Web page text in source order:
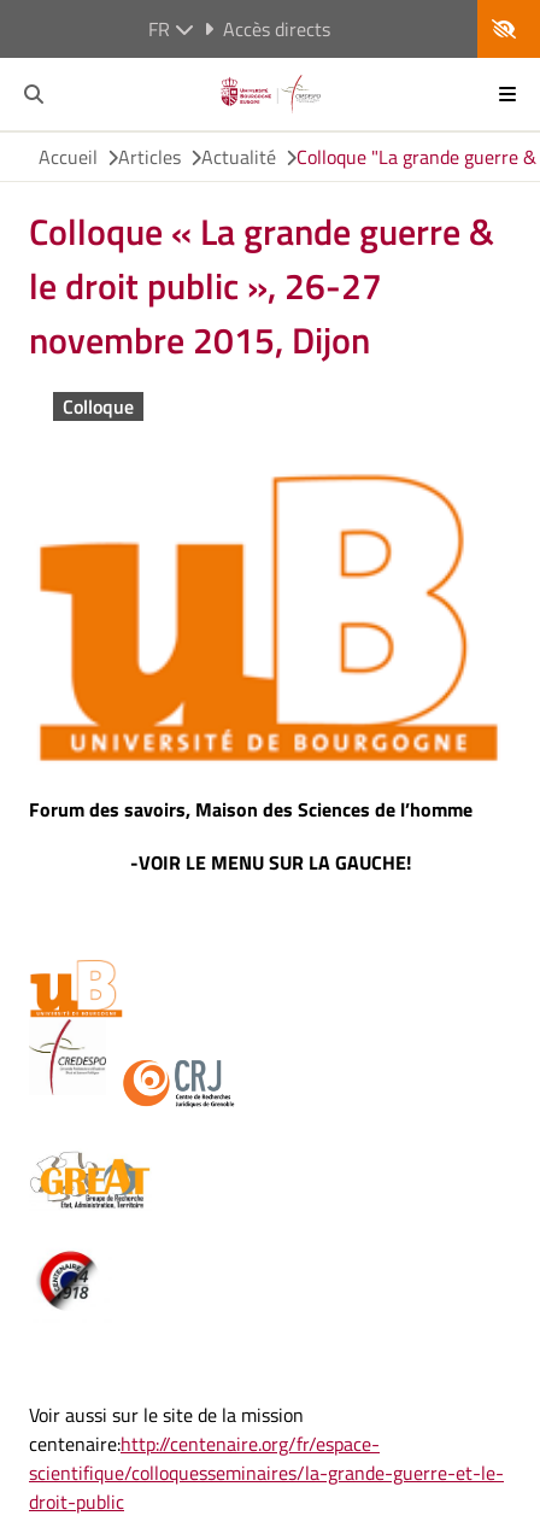
FR Accès directs
Accueil Articles Actualité Colloque "La grande guerre
Colloque « La grande guerre &
le droit public », 26-27
novembre 2015, Dijon
Colloque
Forum des savoirs, Maison des Sciences de l’homme
-VOIR LE MENU SUR LA GAUCHE!
Voir aussi sur le site de la mission
centenaire:http://centenaire.org/fr/espace-
scientifique/colloquesseminaires/la-grande-guerre-et-le-
droit-public